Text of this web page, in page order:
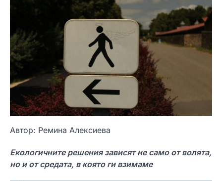
Автор: Ремина Алексиева
Екологичните решения зависят не само от волята,
но и от средата, в която ги взимаме